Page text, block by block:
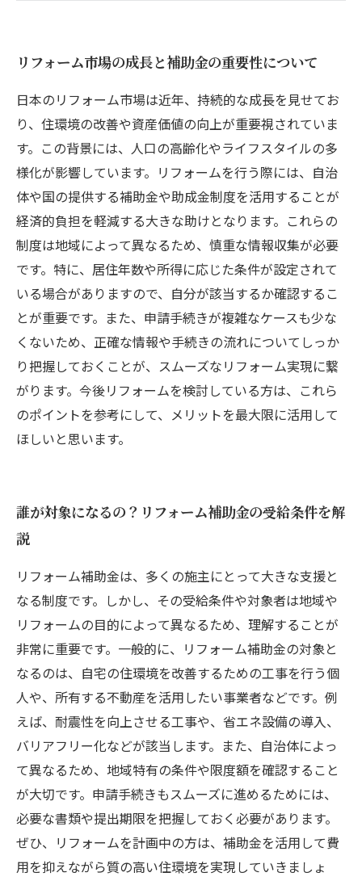
リフォームを成功させるための補助金活用法
実例紹介！リフォーム補助金を利用した成功事
例
あなたのリフォーム計画に役立つ補助金情報ま
とめ
リフォーム市場の成長と補助金の重要性について
日本のリフォーム市場は近年、持続的な成長を見せてお
り、住環境の改善や資産価値の向上が重要視されていま
す。この背景には、人口の高齢化やライフスタイルの多
様化が影響しています。リフォームを行う際には、自治
体や国の提供する補助金や助成金制度を活用することが
経済的負担を軽減する大きな助けとなります。これらの
制度は地域によって異なるため、慎重な情報収集が必要
です。特に、居住年数や所得に応じた条件が設定されて
いる場合がありますので、自分が該当するか確認するこ
とが重要です。また、申請手続きが複雑なケースも少な
くないため、正確な情報や手続きの流れについてしっか
り把握しておくことが、スムーズなリフォーム実現に繋
がります。今後リフォームを検討している方は、これら
のポイントを参考にして、メリットを最大限に活用して
ほしいと思います。
誰が対象になるの？リフォーム補助金の受給条件を解
説
リフォーム補助金は、多くの施主にとって大きな支援と
なる制度です。しかし、その受給条件や対象者は地域や
リフォームの目的によって異なるため、理解することが
非常に重要です。一般的に、リフォーム補助金の対象と
なるのは、自宅の住環境を改善するための工事を行う個
人や、所有する不動産を活用したい事業者などです。例
えば、耐震性を向上させる工事や、省エネ設備の導入、
バリアフリー化などが該当します。また、自治体によっ
て異なるため、地域特有の条件や限度額を確認すること
が大切です。申請手続きもスムーズに進めるためには、
必要な書類や提出期限を把握しておく必要があります。
ぜひ、リフォームを計画中の方は、補助金を活用して費
用を抑えながら質の高い住環境を実現していきましょ